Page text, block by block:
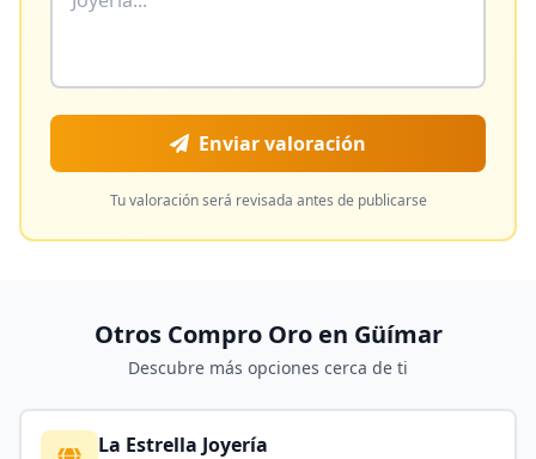
Enviar valoración
Tu valoración será revisada antes de publicarse
Otros Compro Oro en Güímar
Descubre más opciones cerca de ti
La Estrella Joyería